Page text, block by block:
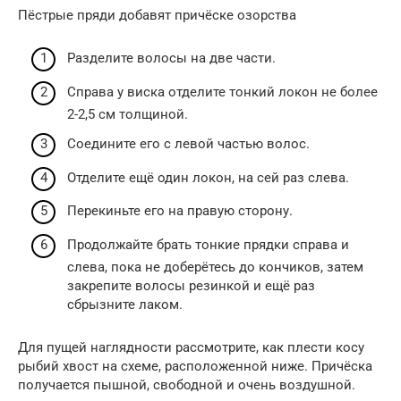
Пёстрые пряди добавят причёске озорства
Разделите волосы на две части.
Справа у виска отделите тонкий локон не более
2-2,5 см толщиной.
Соедините его с левой частью волос.
Отделите ещё один локон, на сей раз слева.
Перекиньте его на правую сторону.
Продолжайте брать тонкие прядки справа и
слева, пока не доберётесь до кончиков, затем
закрепите волосы резинкой и ещё раз
сбрызните лаком.
Для пущей наглядности рассмотрите, как плести косу
рыбий хвост на схеме, расположенной ниже. Причёска
получается пышной, свободной и очень воздушной.